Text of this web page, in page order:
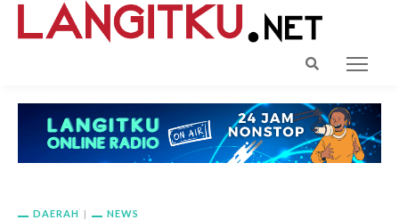
DAERAH NEWS